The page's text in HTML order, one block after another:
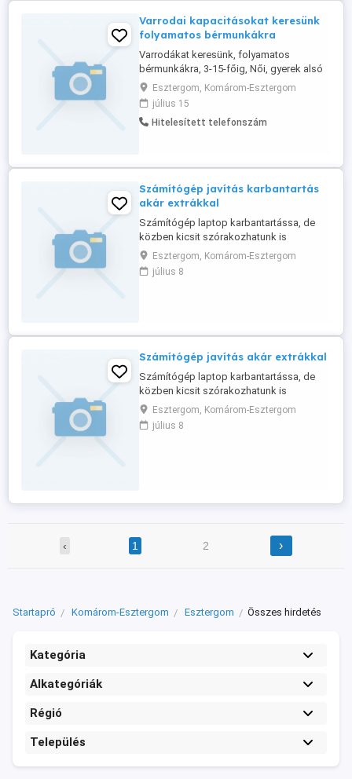
Varrodai kapacitásokat keresünk
folyamatos bérmunkákra
Varrodákat keresünk, folyamatos
bérmunkákra, 3-15-főig, Női, gyerek alsó
és felsőruházat, valamint munkaruházat
és egyéb textíliák varrására, ill. külföldi
megrendelési igényekre is. Bővebb infó a
web oldalon, vagy a telefonon kérhető, ha
Esztergom, Komárom-Esztergom
július 15
Hitelesített telefonszám
Számítógép javítás karbantartás
akár extrákkal
Számítógép laptop karbantartássa, de
közben kicsit szórakozhatunk is
-újratelepítés -takarítás pasztázás -
beállítás stb stb Sokmindenben benne
lennék. Pl: - Idősebb hölgynél pucéran
Esztergom, Komárom-Esztergom
július 8
Számítógép javítás akár extrákkal
Számítógép laptop karbantartássa, de
közben kicsit szórakozhatunk is
-újratelepítés -takarítás pasztázás -
beállítás stb stb Sokmindenben benne
lennék. Pl: - Idősebb hölgynél pucéran
Esztergom, Komárom-Esztergom
július 8
‹ 1 2 ›
Startapró Komárom-Esztergom Esztergom Összes hirdetés
Kategória
Alkategóriák
Régió
Település